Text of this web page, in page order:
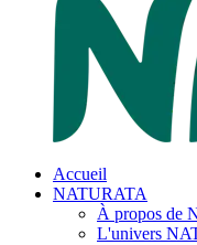
Accueil
NATURATA
À propos de
L'univers